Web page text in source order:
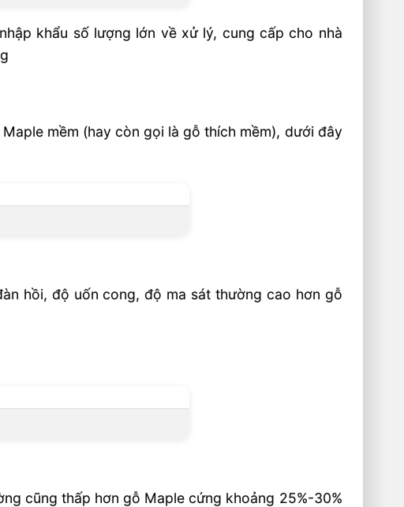
khẩu số lượng lớn về xử lý, cung cấp cho nhà
mềm (hay còn gọi là gỗ thích mềm), dưới đây
hồi, độ uốn cong, độ ma sát thường cao hơn gỗ
cũng thấp hơn gỗ Maple cứng khoảng 25%-30%